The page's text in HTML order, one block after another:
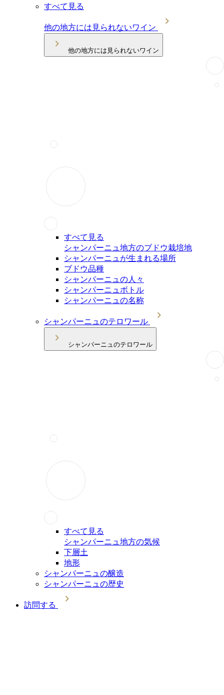
すべて見る
他の地方には見られないワイン
他の地方には見られないワイン
すべて見る
シャンパーニュ地方のブドウ栽培地
シャンパーニュが生まれる場所
ブドウ品種
シャンパーニュの人々
シャンパーニュボトル
シャンパーニュの名称
シャンパーニュのテロワール
シャンパーニュのテロワール
すべて見る
シャンパーニュ地方の気候
下層土
地形
シャンパーニュの醸造
シャンパーニュの歴史
訪問する